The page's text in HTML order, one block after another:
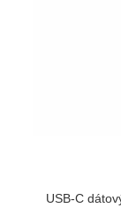
USB-C